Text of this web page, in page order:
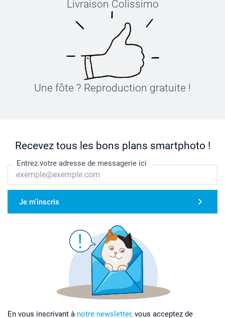
Livraison Colissimo
Une fôte ? Reproduction gratuite !
Recevez tous les bons plans smartphoto !
Entrez votre adresse de messagerie ici
Je m'inscris
En vous inscrivant à notre newsletter, vous acceptez de